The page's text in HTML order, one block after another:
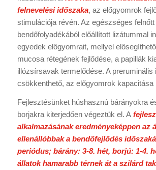
felnevelési időszaka, az előgyomrok
stimulációja révén. Az egészséges felnőtt
bendőfolyadékából előállított lizátummal
egyedek előgyomrait, mellyel
mucosa rétegének fejlődése, a papillák
illózsírsavak termelődése. A
csökkenthető, az előgyomrok kapacitása
Fejlesztésünket húshasznú bárányokra
borjakra kiterjedően végeztük el. A
alkalmazásának eredményeképpen az
ellenállóbbak a bendőfejlődés
periódus; bárány: 3-8. hét, borjú: 1-4.
állatok hamarabb térnek át a szilárd